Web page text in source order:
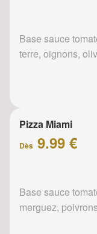
Base sauce
terre, oignons,
Pizza Miami
Dès 9.99 €
Base sauce
merguez,